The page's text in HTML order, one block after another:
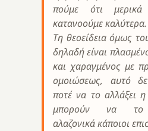
πούμε ότι
κατανοούμε καλύτερα.
Τη θεοείδεια όμως
δηλαδή είναι
και χαραγμένος με
ομοιώσεως, αυτό
ποτέ να το αλλάξει
μπορούν να το
αλαζονικά κάποιοι